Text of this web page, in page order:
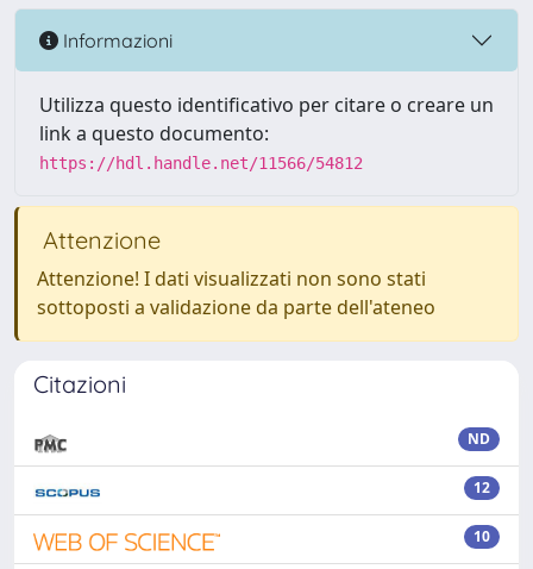
Informazioni
Utilizza questo identificativo per citare o creare un
link a questo documento:
https://hdl.handle.net/11566/54812
Attenzione
Attenzione! I dati visualizzati non sono stati
sottoposti a validazione da parte dell'ateneo
Citazioni
ND
12
10